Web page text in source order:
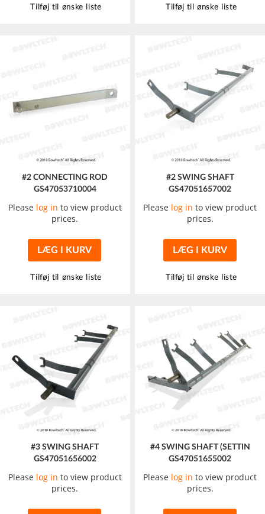
Tilføj til ønske liste Tilføj til ønske liste
#2 CONNECTING ROD
GS47053710004
Please log in to view product
prices.
LÆG I KURV
Tilføj til ønske liste
#2 SWING SHAFT
GS47051657002
Please log in to view product
prices.
LÆG I KURV
Tilføj til ønske liste
#3 SWING SHAFT
GS47051656002
Please log in to view product
prices.
#4 SWING SHAFT (SETTIN
GS47051655002
Please log in to view product
prices.